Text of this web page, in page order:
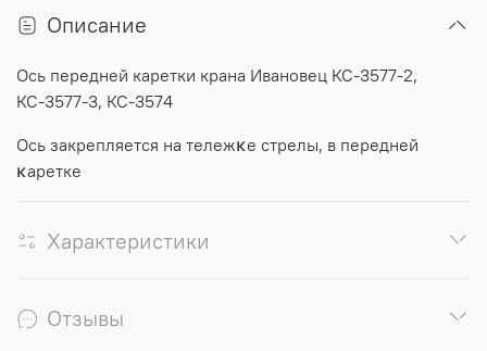
Описание
Ось передней каретки крана Ивановец КС-3577-2,
КС-3577-3, КС-3574
Ось закрепляется на тележκе стрелы, в передней
κаретке
Характеристики
Отзывы